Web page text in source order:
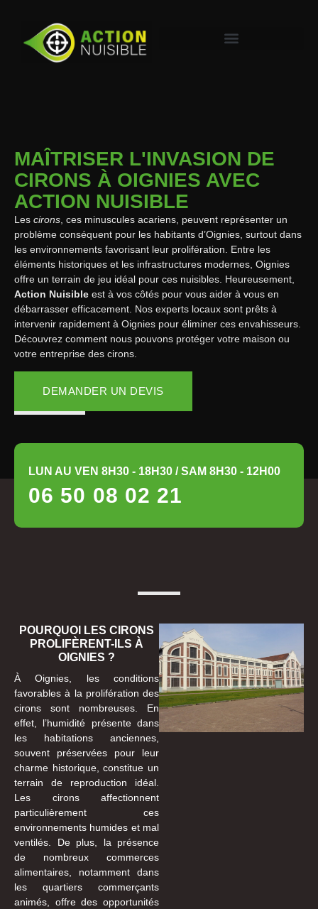
MAÎTRISER L'INVASION DE
CIRONS À OIGNIES AVEC
ACTION NUISIBLE
Les cirons , ces minuscules acariens, peuvent représenter un
problème conséquent pour les habitants d’Oignies, surtout dans
les environnements favorisant leur prolifération. Entre les
éléments historiques et les infrastructures modernes, Oignies
offre un terrain de jeu idéal pour ces nuisibles. Heureusement,
Action Nuisible est à vos côtés pour vous aider à vous en
débarrasser efficacement. Nos experts locaux sont prêts à
intervenir rapidement à Oignies pour éliminer ces envahisseurs.
Découvrez comment nous pouvons protéger votre maison ou
votre entreprise des cirons.
DEMANDER UN DEVIS
LUN AU VEN 8H30 - 18H30 / SAM 8H30 - 12H00
06 50 08 02 21
POURQUOI LES CIRONS
PROLIFÈRENT-ILS À
OIGNIES ?
À Oignies, les conditions
favorables à la prolifération des
cirons sont nombreuses. En
effet, l’humidité présente dans
les habitations anciennes,
souvent préservées pour leur
charme historique, constitue un
terrain de reproduction idéal.
Les cirons affectionnent
particulièrement ces
environnements humides et mal
ventilés. De plus, la présence
de nombreux commerces
alimentaires, notamment dans
les quartiers commerçants
animés, offre des opportunités